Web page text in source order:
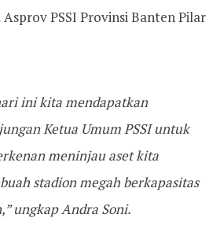
PSSI Provinsi Banten Pilar
ini kita mendapatkan
Ketua Umum PSSI untuk
meninjau aset kita
stadion megah berkapasitas
ungkap Andra Soni.